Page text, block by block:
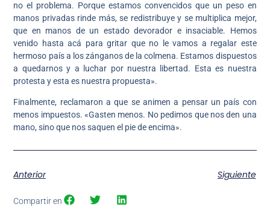
no el problema. Porque estamos convencidos que un peso en
manos privadas rinde más, se redistribuye y se multiplica mejor,
que en manos de un estado devorador e insaciable. Hemos
venido hasta acá para gritar que no le vamos a regalar este
hermoso país a los zánganos de la colmena. Estamos dispuestos
a quedarnos y a luchar por nuestra libertad. Esta es nuestra
protesta y esta es nuestra propuesta».
Finalmente, reclamaron a que se animen a pensar un país con
menos impuestos. «Gasten menos. No pedimos que nos den una
mano, sino que nos saquen el pie de encima».
Anterior Siguiente
Compartir en